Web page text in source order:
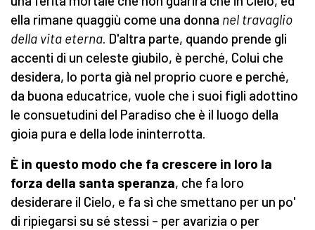
ella rimane quaggiù come una donna nel travaglio
della vita eterna. D'altra parte, quando prende gli
accenti di un celeste giubilo, è perché, Colui che
desidera, lo porta già nel proprio cuore e perché,
da buona educatrice, vuole che i suoi figli adottino
le consuetudini del Paradiso che è il luogo della
gioia pura e della lode ininterrotta.
È in questo modo che fa crescere in loro la
forza della santa speranza, che fa loro
desiderare il Cielo, e fa sì che smettano per un po'
di ripiegarsi su sé stessi – per avarizia o per